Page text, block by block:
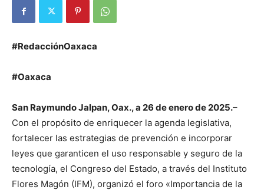
#RedacciónOaxaca
#Oaxaca
San Raymundo Jalpan, Oax., a 26 de enero de 2025.–
Con el propósito de enriquecer la agenda legislativa,
fortalecer las estrategias de prevención e incorporar
leyes que garanticen el uso responsable y seguro de la
tecnología, el Congreso del Estado, a través del Instituto
Flores Magón (IFM), organizó el foro «Importancia de la